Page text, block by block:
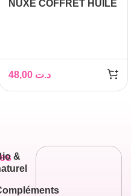
NUXE COFFRET HUILE
OFFERTE
د.ت
&